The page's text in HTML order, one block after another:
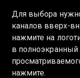
Для выбора
каналов вверх-
нажмите на
в
нажмите.